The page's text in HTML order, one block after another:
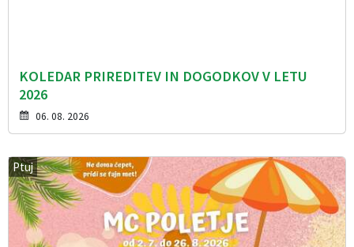
KOLEDAR PRIREDITEV IN DOGODKOV V LETU
2026
06. 08. 2026
Ptuj